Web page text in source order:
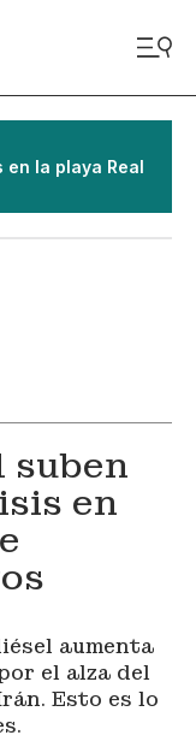
la playa Real
suben
en
aumenta
el alza del
Esto es lo